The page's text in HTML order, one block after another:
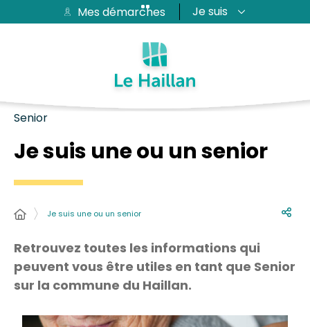
Aide et accessibilité
Passer au menu
Passer au contenuMes démarches Je suis
Senior
Je suis une ou un senior
Je suis une ou un senior
Retrouvez toutes les informations qui
peuvent vous être utiles en tant que Senior
sur la commune du Haillan.